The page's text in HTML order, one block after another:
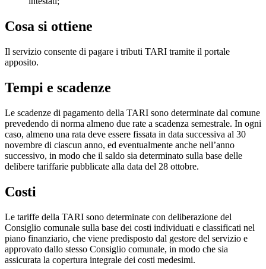
Cosa si ottiene
Il servizio consente di pagare i tributi TARI tramite il portale
apposito.
Tempi e scadenze
Le scadenze di pagamento della TARI sono determinate dal comune
prevedendo di norma almeno due rate a scadenza semestrale. In ogni
caso, almeno una rata deve essere fissata in data successiva al 30
novembre di ciascun anno, ed eventualmente anche nell’anno
successivo, in modo che il saldo sia determinato sulla base delle
delibere tariffarie pubblicate alla data del 28 ottobre.
Costi
Le tariffe della TARI sono determinate con deliberazione del
Consiglio comunale sulla base dei costi individuati e classificati nel
piano finanziario, che viene predisposto dal gestore del servizio e
approvato dallo stesso Consiglio comunale, in modo che sia
assicurata la copertura integrale dei costi medesimi.